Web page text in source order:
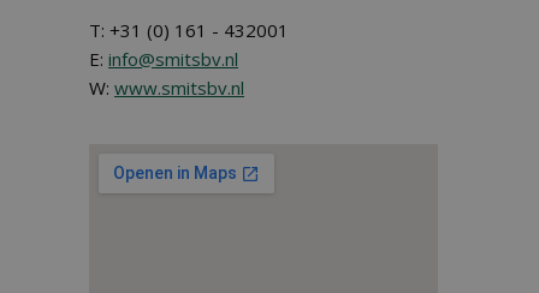
T: +31 (0) 161 - 432001
E: info@smitsbv.nl
W: www.smitsbv.nl